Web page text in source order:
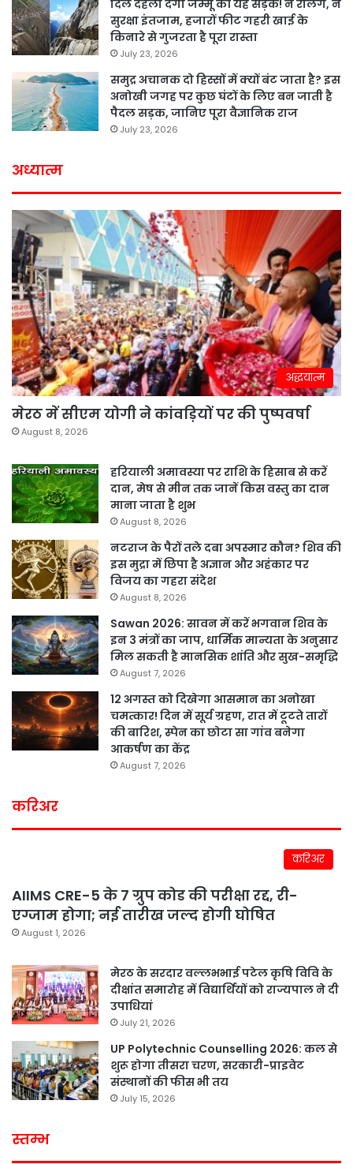
दिल दहला देगी जम्मू की यह सड़क! न रेलिंग, न
सुरक्षा इंतजाम, हजारों फीट गहरी खाई के
किनारे से गुजरता है पूरा रास्ता
July 23, 2026
समुद्र अचानक दो हिस्सों में क्यों बंट जाता है? इस
अनोखी जगह पर कुछ घंटों के लिए बन जाती है
पैदल सड़क, जानिए पूरा वैज्ञानिक राज
July 23, 2026
अध्यात्म
अद्धयात्म
मेरठ में सीएम योगी ने कांवड़ियों पर की पुष्पवर्षा
August 8, 2026
हरियाली अमावस्या पर राशि के हिसाब से करें
दान, मेष से मीन तक जानें किस वस्तु का दान
माना जाता है शुभ
August 8, 2026
नटराज के पैरों तले दबा अपस्मार कौन? शिव की
इस मुद्रा में छिपा है अज्ञान और अहंकार पर
विजय का गहरा संदेश
August 8, 2026
Sawan 2026: सावन में करें भगवान शिव के
इन 3 मंत्रों का जाप, धार्मिक मान्यता के अनुसार
मिल सकती है मानसिक शांति और सुख-समृद्धि
August 7, 2026
12 अगस्त को दिखेगा आसमान का अनोखा
चमत्कार! दिन में सूर्य ग्रहण, रात में टूटते तारों
की बारिश, स्पेन का छोटा सा गांव बनेगा
आकर्षण का केंद्र
August 7, 2026
करिअर
करिअर
AIIMS CRE-5 के 7 ग्रुप कोड की परीक्षा रद्द, री-
एग्जाम होगा; नई तारीख जल्द होगी घोषित
August 1, 2026
मेरठ के सरदार वल्लभभाई पटेल कृषि विवि के
दीक्षांत समारोह में विद्यार्थियों को राज्यपाल ने दी
उपाधियां
July 21, 2026
UP Polytechnic Counselling 2026: कल से
शुरू होगा तीसरा चरण, सरकारी-प्राइवेट
संस्थानों की फीस भी तय
July 15, 2026
स्तम्भ